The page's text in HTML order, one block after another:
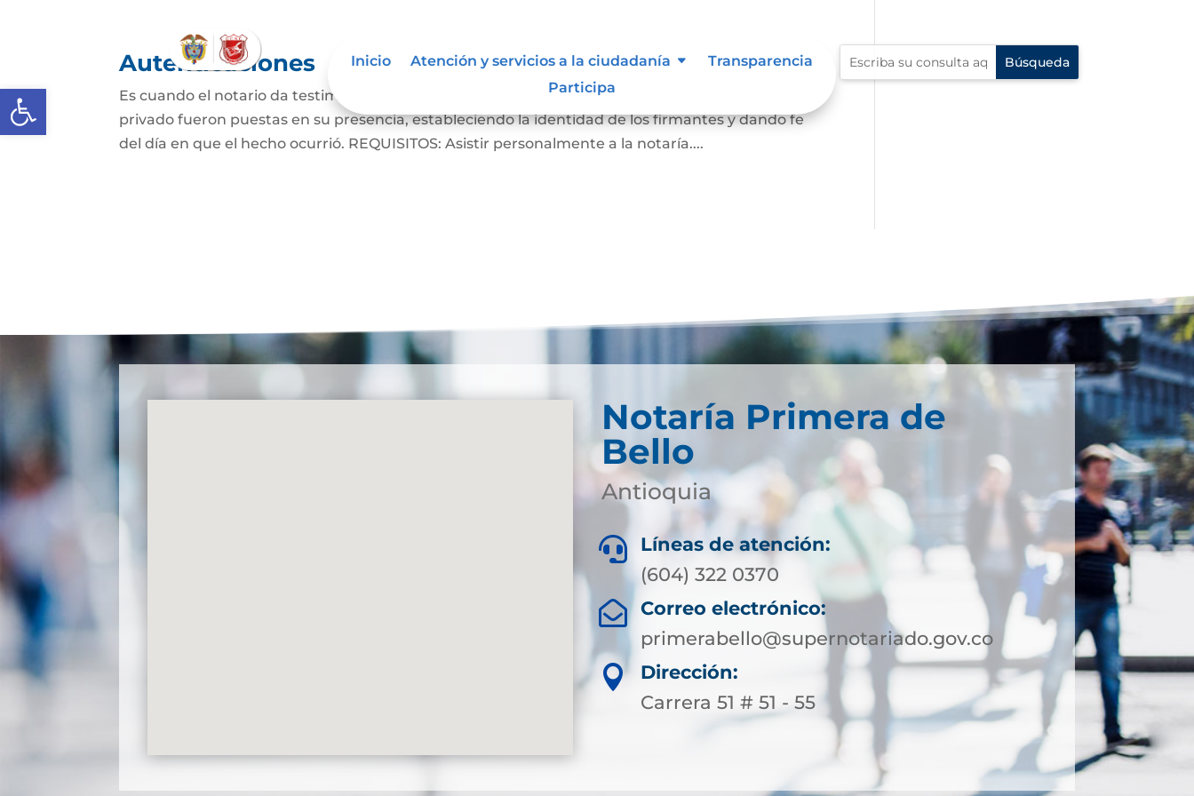
Abrir barra de herramientas
Inicio Atención y servicios a la ciudadanía
Transparencia
Participa
Autenticaciones
Es cuando el notario da testimonio escrito de que las firmas que aparecen en un documento
privado fueron puestas en su presencia, estableciendo la identidad de los firmantes y dando fe
del día en que el hecho ocurrió. REQUISITOS: Asistir personalmente a la notaría....
Notaría Primera de
Bello
Antioquia

Líneas de atención:
(604) 322 0370

Correo electrónico:
primerabello@supernotariado.gov.co

Dirección:
Carrera 51 # 51 - 55